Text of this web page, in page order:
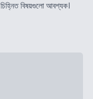
চিহ্নিত বিষয়গুলো আবশ্যক।